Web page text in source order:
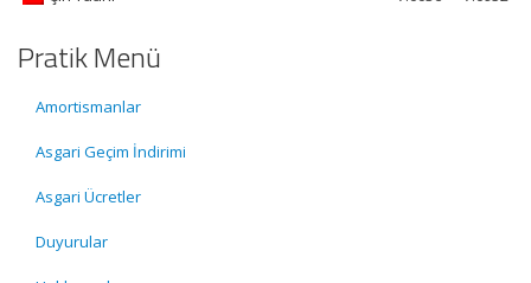
Pratik Menü
Amortismanlar
Asgari Geçim İndirimi
Asgari Ücretler
Duyurular